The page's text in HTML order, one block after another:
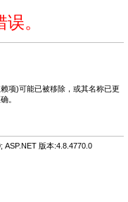
。
项)可能已被移除，或其名称已更
。
ASP.NET 版本:4.8.4770.0